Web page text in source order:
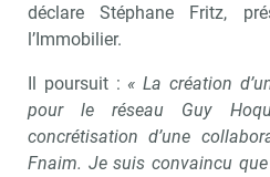
déclare Stéphane Fritz,
l’Immobilier.
Il poursuit : « La création
pour le réseau Guy
concrétisation d’une
Fnaim. Je suis convaincu